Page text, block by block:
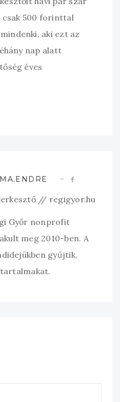
500 forinttal
aki ezt az
nap alatt
éves
// regigyor.hu
Győr nonprofit
meg 2010-ben. A
gyűjtik,